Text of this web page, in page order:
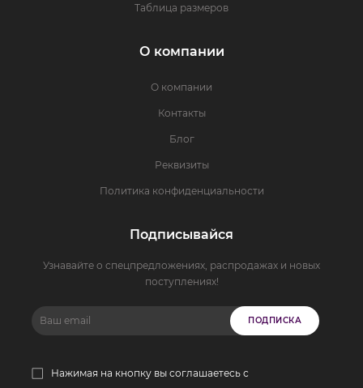
Таблица размеров
О компании
О компании
Контакты
Блог
Реквизиты
Политика конфиденциальности
Подписывайся
Узнавайте о спецпредложениях, распродажах и новых
поступлениях!
ПОДПИСКА
Нажимая на кнопку вы соглашаетесь с